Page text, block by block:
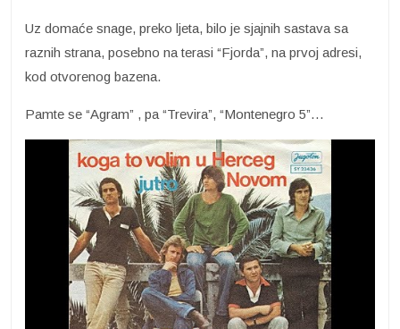
Uz domaće snage, preko ljeta, bilo je sjajnih sastava sa
raznih strana, posebno na terasi “Fjorda”, na prvoj adresi,
kod otvorenog bazena.
Pamte se “Agram” , pa “Trevira”, “Montenegro 5”…